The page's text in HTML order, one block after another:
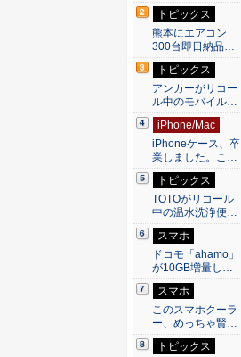
トピックス
熊本にエアコン
300台即日納品…
トピックス
アンカーがリコー
ル中のモバイル…
iPhone/Mac
iPhoneケース、卒
業しました。こ…
トピックス
TOTOがリコール
中の温水洗浄便…
スマホ
ドコモ「ahamo」
が10GB増量し…
スマホ
このスマホクーラ
ー、めっちゃ賢…
トピックス